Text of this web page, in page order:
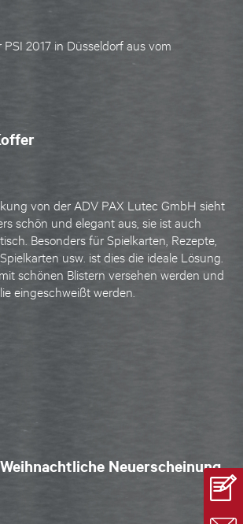
PSI 2017 in Düsseldorf aus vom
von der ADV PAX Lutec GmbH sieht
schön und elegant aus, sie ist auch
Besonders für Spielkarten, Rezepte,
usw. ist dies die ideale Lösung.
schönen Blistern versehen werden und
eingeschweißt werden.
Neuerscheinung